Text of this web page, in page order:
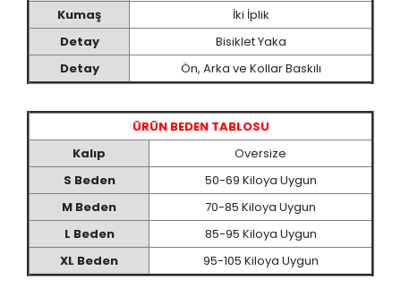
Kumaş
İki İplik
Detay
Bisiklet Yaka
Detay
Ön, Arka ve Kollar Baskılı
ÜRÜN BEDEN TABLOSU
Kalıp
Oversize
S Beden
50-69 Kiloya Uygun
M Beden
70-85 Kiloya Uygun
L Beden
85-95 Kiloya Uygun
XL Beden
95-105 Kiloya Uygun